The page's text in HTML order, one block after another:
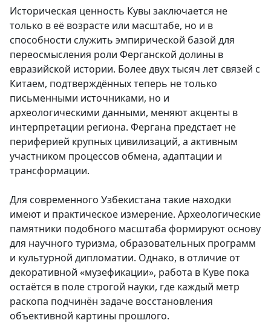
Историческая ценность Кувы заключается не
только в её возрасте или масштабе, но и в
способности служить эмпирической базой для
переосмысления роли Ферганской долины в
евразийской истории. Более двух тысяч лет связей с
Китаем, подтверждённых теперь не только
письменными источниками, но и
археологическими данными, меняют акценты в
интерпретации региона. Фергана предстает не
периферией крупных цивилизаций, а активным
участником процессов обмена, адаптации и
трансформации.
Для современного Узбекистана такие находки
имеют и практическое измерение. Археологические
памятники подобного масштаба формируют основу
для научного туризма, образовательных программ
и культурной дипломатии. Однако, в отличие от
декоративной «музефикации», работа в Куве пока
остаётся в поле строгой науки, где каждый метр
раскопа подчинён задаче восстановления
объективной картины прошлого.